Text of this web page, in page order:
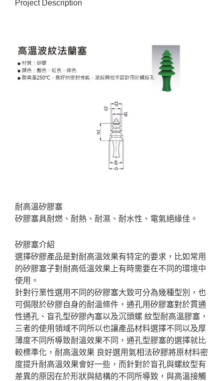
Project Description
耐高溫矽膠塞
矽膠塞具耐燃、耐熱、耐濕、耐水性、電氣絕緣佳。
矽膠塞介紹
選擇矽膠產品是對耐高溫效果有特定的要求，比如常用
的矽膠塞子對耐高低溫效果上有時需要在不同的環境中
使用。
針對行業性選用不同的矽膠塞大致可分為幾種型別，也
可侷限於矽膠自身的耐溫條件，通孔用矽膠塞對於貫通
性通孔、盲孔型矽膠內塞以及沉頭螺 紋型耐高溫膠塞，
三者的使用領域不同所以也讓產品材料選擇不同以及厚
薄度不同所導致耐溫效果不同，通孔型膠塞的選擇就比
較標準化，耐高溫效果 良好選用氣相法矽膠將原材料密
度提升耐高溫效果會好一些，而針對於盲孔與螺紋型有
差異的原因在於形狀與結構的不同所導致，與高溫接觸